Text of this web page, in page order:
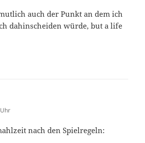
auch der Punkt an dem ich
dahinscheiden würde, but a life
nach den Spielregeln: